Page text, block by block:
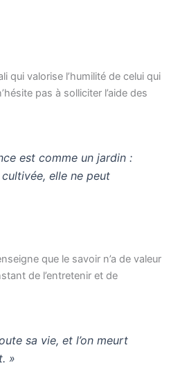
qui valorise l’humilité de celui qui
pas à solliciter l’aide des
est comme un jardin :
cultivée, elle ne peut
que le savoir n’a de valeur
de l’entretenir et de
sa vie, et l’on meurt
»